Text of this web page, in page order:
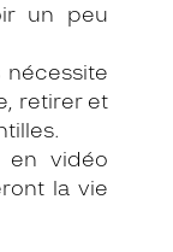
un peu
nécessite
retirer et
en vidéo
la vie